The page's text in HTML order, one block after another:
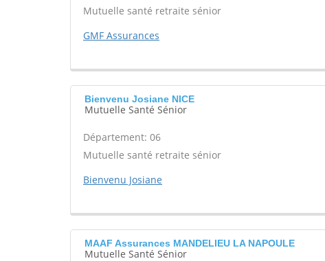
Mutuelle santé retraite sénior
GMF Assurances
Bienvenu Josiane NICE
Mutuelle Santé Sénior
Département: 06
Mutuelle santé retraite sénior
Bienvenu Josiane
MAAF Assurances MANDELIEU LA NAPOULE
Mutuelle Santé Sénior